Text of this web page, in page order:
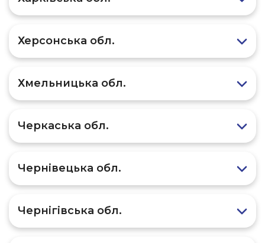
Херсонська обл.
Хмельницька обл.
Черкаська обл.
Чернівецька обл.
Чернігівська обл.